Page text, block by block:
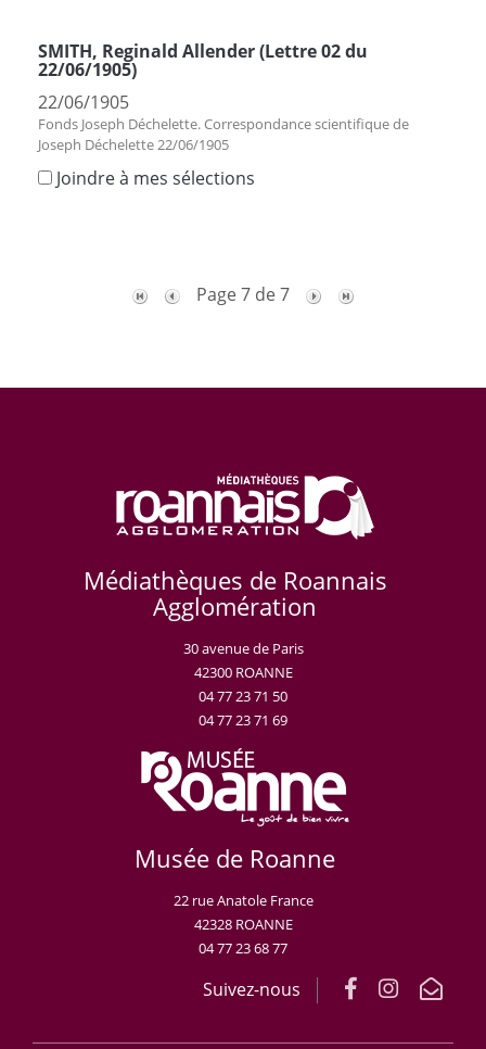
SMITH, Reginald Allender (Lettre 02 du
22/06/1905)
22/06/1905
Fonds Joseph Déchelette. Correspondance scientifique de
Joseph Déchelette 22/06/1905
Joindre à mes sélections
Page 7 de 7
Médiathèques de Roannais
Agglomération
30 avenue de Paris
42300 ROANNE
04 77 23 71 50
04 77 23 71 69
Musée de Roanne
22 rue Anatole France
42328 ROANNE
04 77 23 68 77
Suivez-nous